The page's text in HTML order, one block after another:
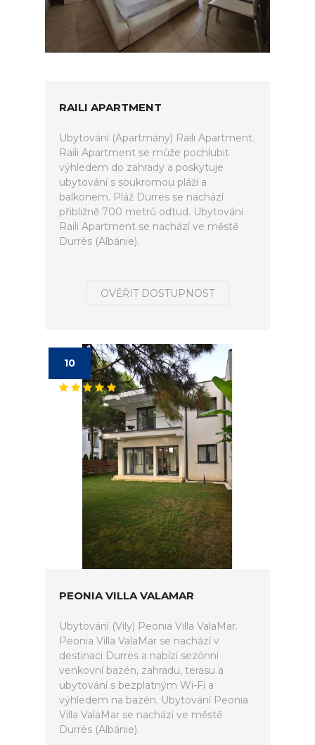
RAILI APARTMENT
Ubytování (Apartmány) Raili Apartment.
Raili Apartment se může pochlubit
výhledem do zahrady a poskytuje
ubytování s soukromou pláží a
balkonem. Pláž Durrës se nachází
přibližně 700 metrů odtud. Ubytování
Raili Apartment se nachází ve městě
Durrës (Albánie).
OVĚŘIT DOSTUPNOST
10
PEONIA VILLA VALAMAR
Ubytování (Vily) Peonia Villa ValaMar.
Peonia Villa ValaMar se nachází v
destinaci Durrës a nabízí sezónní
venkovní bazén, zahradu, terasu a
ubytování s bezplatným Wi-Fi a
výhledem na bazén. Ubytování Peonia
Villa ValaMar se nachází ve městě
Durrës (Albánie).